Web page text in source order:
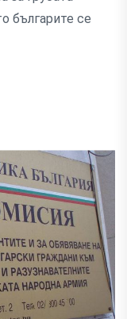
българите се